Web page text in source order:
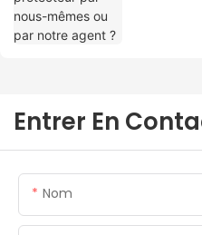
Entrer En
Nom